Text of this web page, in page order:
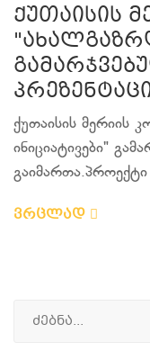
ქუთაისის
ქუთაისის მერიის
ინიციატივები"
ვრცლად